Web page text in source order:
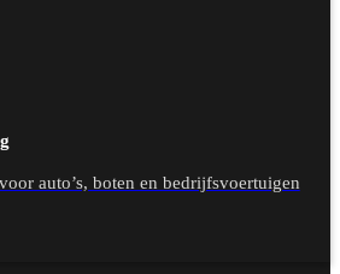
auto’s, boten en bedrijfsvoertuigen